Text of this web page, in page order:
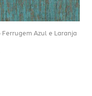
Azul e Laranja